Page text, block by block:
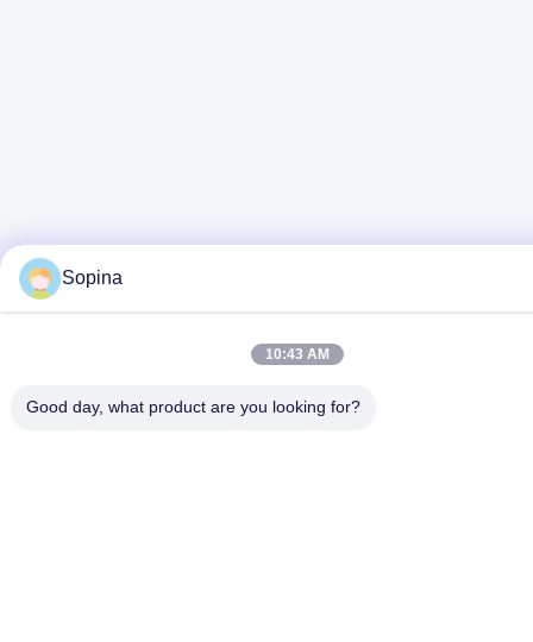
Sopina
10:43 AM
Good day, what product are you looking for?